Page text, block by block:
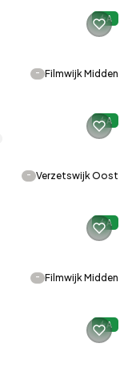
A
- Filmwijk Midden
A
- Verzetswijk Oost
A
- Filmwijk Midden
A